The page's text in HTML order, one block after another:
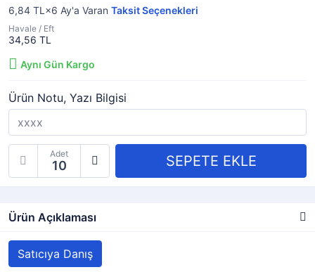
6,84 TL×6 Ay'a Varan Taksit Seçenekleri
Havale / Eft
34,56 TL
Aynı Gün Kargo
Ürün Notu, Yazı Bilgisi
Adet
Ürün Açıklaması
Satıcıya Danış